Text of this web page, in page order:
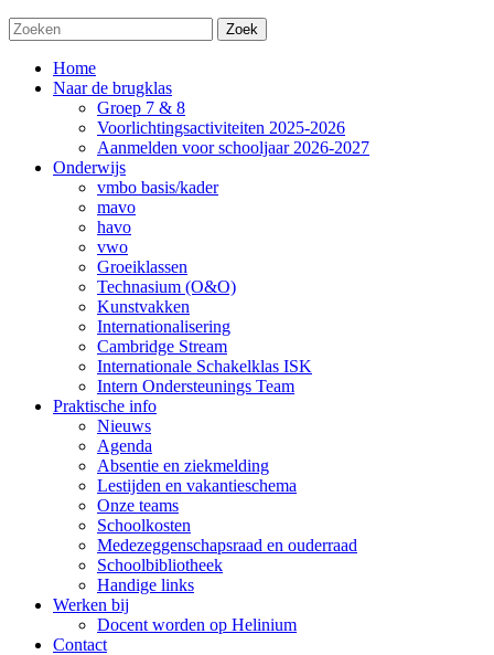
Zoek
Home
Naar de brugklas
Groep 7 & 8
Voorlichtingsactiviteiten 2025-2026
Aanmelden voor schooljaar 2026-2027
Onderwijs
vmbo basis/kader
mavo
havo
vwo
Groeiklassen
Technasium (O&O)
Kunstvakken
Internationalisering
Cambridge Stream
Internationale Schakelklas ISK
Intern Ondersteunings Team
Praktische info
Nieuws
Agenda
Absentie en ziekmelding
Lestijden en vakantieschema
Onze teams
Schoolkosten
Medezeggenschapsraad en ouderraad
Schoolbibliotheek
Handige links
Werken bij
Docent worden op Helinium
Contact